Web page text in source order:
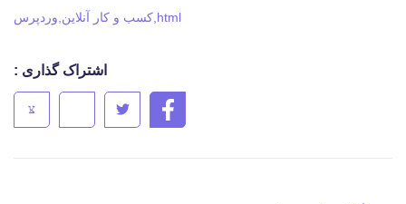
html
,کسب و کار آنلاین,وردپرس
اشتراک گذاری :